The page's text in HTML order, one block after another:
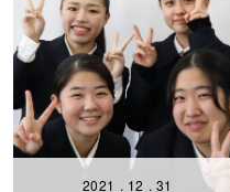
2021 . 12 . 31